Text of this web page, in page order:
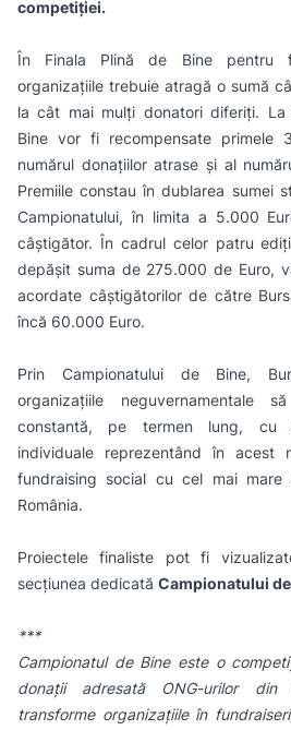
competiției.
În Finala Plină de Binepentru
organizațiile trebuie atragă o sumă
la cât mai mulți donatori diferiți. La
Bine vor fi recompensate primele
numărul donațiilor atrase și al
Premiile constau în dublarea sumei
Campionatului, în limita a 5.000
câștigător. În cadrul celor patru
depăşit suma de 275.000 de Euro,
acordate câștigătorilor de către
încă 60.000 Euro.
Prin Campionatului de Bine,
organizațiile neguvernamentale
constantă, pe termen lung, cu
individuale reprezentând în acest
fundraising social cu cel mai
România.
Proiectele finaliste pot fi
secțiunea dedicată Campionatului
***
Campionatul de Bine este o
donații adresată ONG-urilor din
transforme organizațiile în